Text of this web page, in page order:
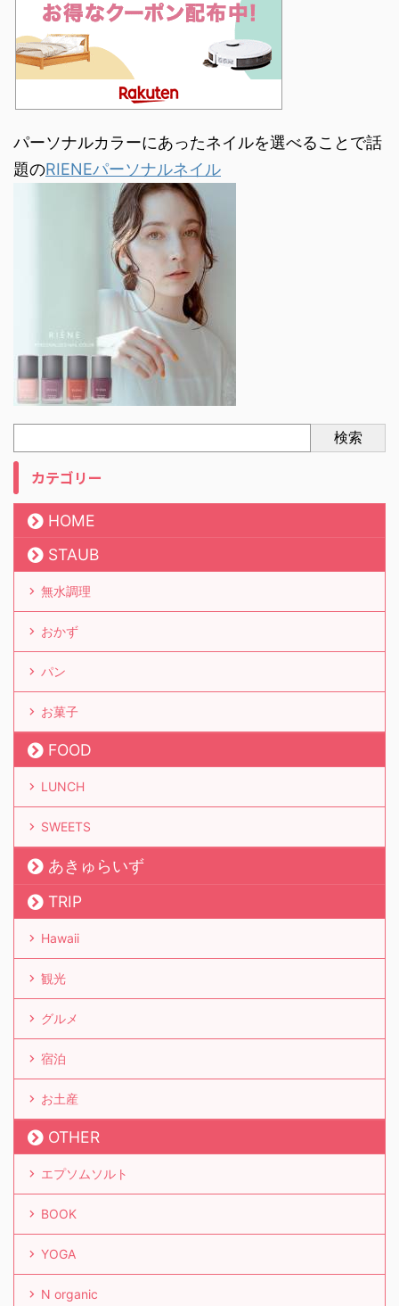
パーソナルカラーにあったネイルを選べることで話
題のRIENEパーソナルネイル
検索
カテゴリー
HOME
STAUB
無水調理
おかず
パン
お菓子
FOOD
LUNCH
SWEETS
あきゅらいず
TRIP
Hawaii
観光
グルメ
宿泊
お土産
OTHER
エプソムソルト
BOOK
YOGA
N organic